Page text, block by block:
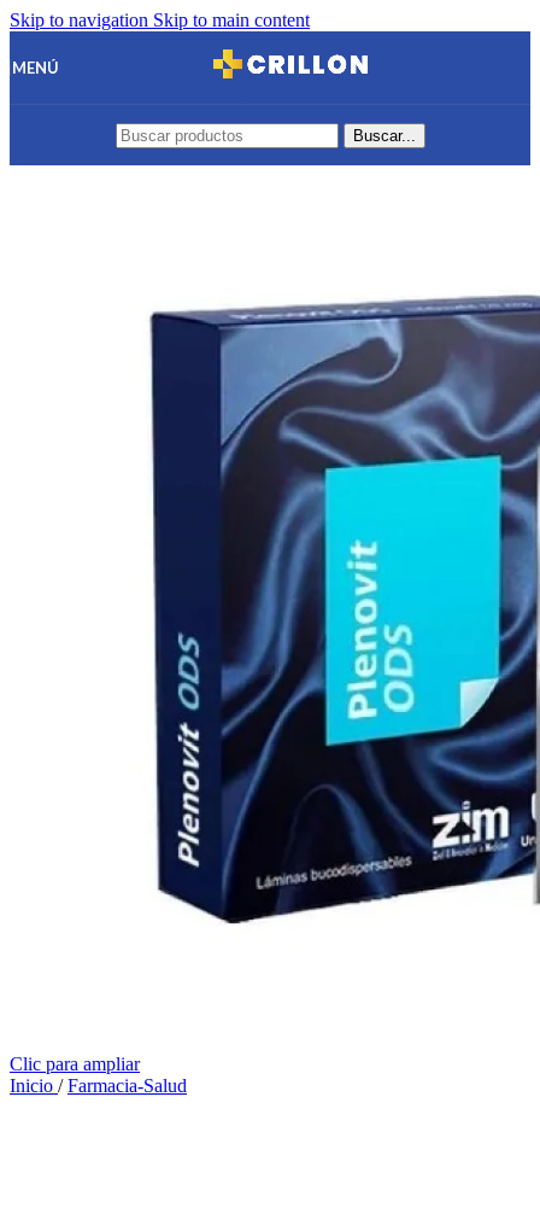
Skip to navigation Skip to main content
MENÚ
Buscar...
Clic para ampliar
Inicio / Farmacia-Salud